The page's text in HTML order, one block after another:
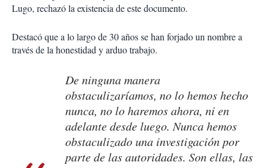
Lugo, rechazó la existencia de este documento.
Destacó que a lo largo de 30 años se han forjado un nombre a
través de la honestidad y arduo trabajo.
De ninguna manera
obstaculizaríamos, no lo hemos hecho
nunca, no lo haremos ahora, ni en
adelante desde luego. Nunca hemos
obstaculizado una investigación por
parte de las autoridades. Son ellas, las